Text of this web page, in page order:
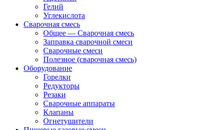
Гелий
Углекислота
Сварочная смесь
Общее — Сварочная смесь
Заправка сварочной смеси
Сварочные смеси
Полезное (сварочная смесь)
Оборудование
Горелки
Редукторы
Резаки
Сварочные аппараты
Клапаны
Огнетушители